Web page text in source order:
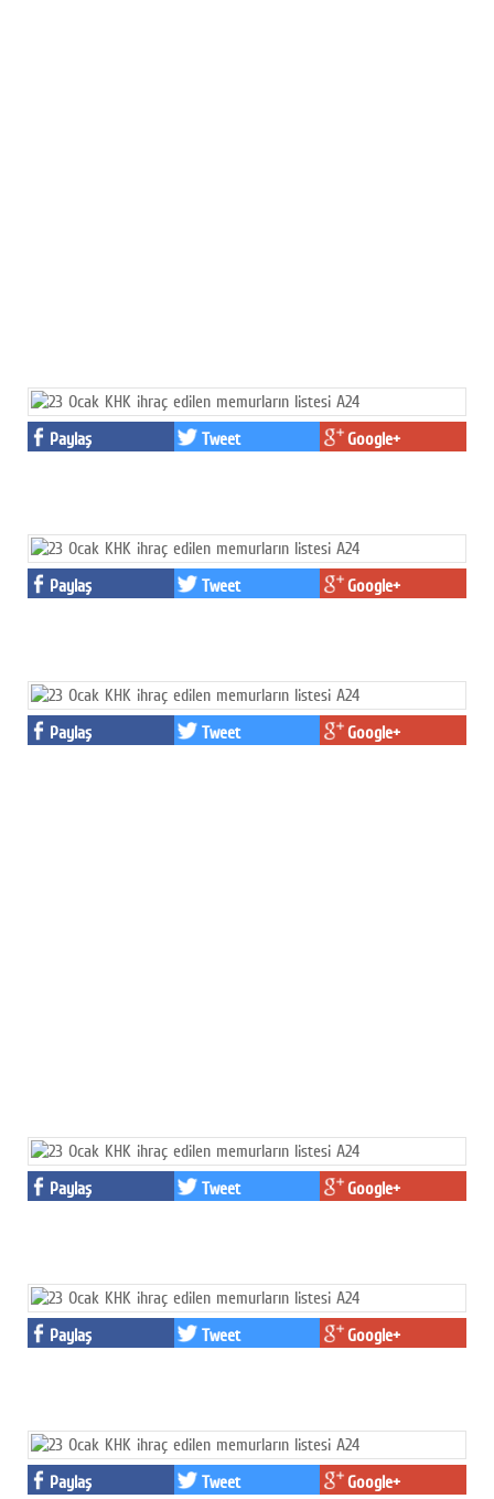
Paylaş Tweet Google+
Paylaş Tweet Google+
Paylaş Tweet Google+
Paylaş Tweet Google+
Paylaş Tweet Google+
Paylaş Tweet Google+